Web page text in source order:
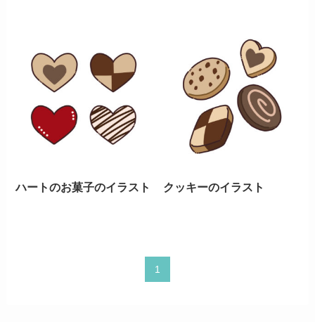
ハートのお菓子のイラスト クッキーのイラスト
1